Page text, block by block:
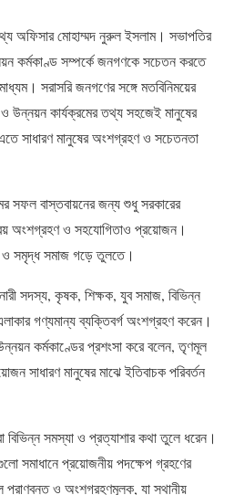
অফিসার মোহাম্মদ নুরুল ইসলাম। সভাপতির
কর্মকাণ্ড সম্পর্কে জনগণকে সচেতন করতে
সরাসরি জনগণের সঙ্গে মতবিনিময়ের
ও উন্নয়ন কার্যক্রমের তথ্য সহজেই মানুষের
সাধারণ মানুষের অংশগ্রহণ ও সচেতনতা
সফল বাস্তবায়নের জন্য শুধু সরকারের
অংশগ্রহণ ও সহযোগিতাও প্রয়োজন।
সমৃদ্ধ সমাজ গড়ে তুলতে।
সদস্য, কৃষক, শিক্ষক, যুব সমাজ, বিভিন্ন
গণ্যমান্য ব্যক্তিবর্গ অংশগ্রহণ করেন।
কর্মকাণ্ডের প্রশংসা করে বলেন, তৃণমূল
সাধারণ মানুষের মাঝে ইতিবাচক পরিবর্তন
বিভিন্ন সমস্যা ও প্রত্যাশার কথা তুলে ধরেন।
সমাধানে প্রয়োজনীয় পদক্ষেপ গ্রহণের
ও অংশগ্রহণমূলক, যা স্থানীয়